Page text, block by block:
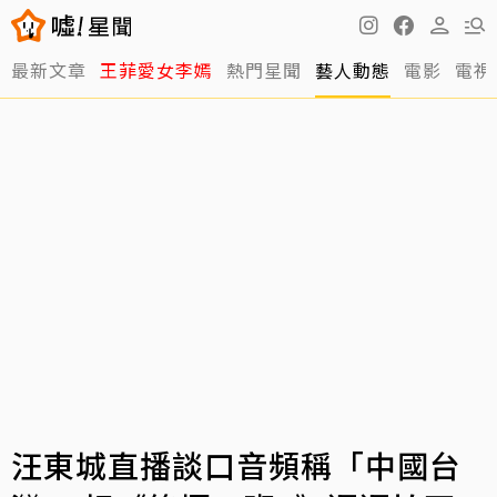
最新文章 王菲愛女李嫣 熱門星聞 藝人動態 電影 電視
汪東城直播談口音頻稱「中國台